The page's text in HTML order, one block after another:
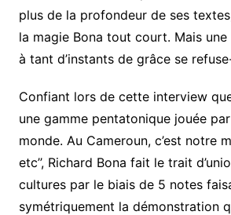
plus de la profondeur de ses
la magie Bona tout court. Mais
à tant d’instants de grâce se
Confiant lors de cette interview que
une gamme pentatonique jouée
monde. Au Cameroun, c’est notre
etc’’, Richard Bona fait le trait
cultures par le biais de 5 notes
symétriquement la démonstration